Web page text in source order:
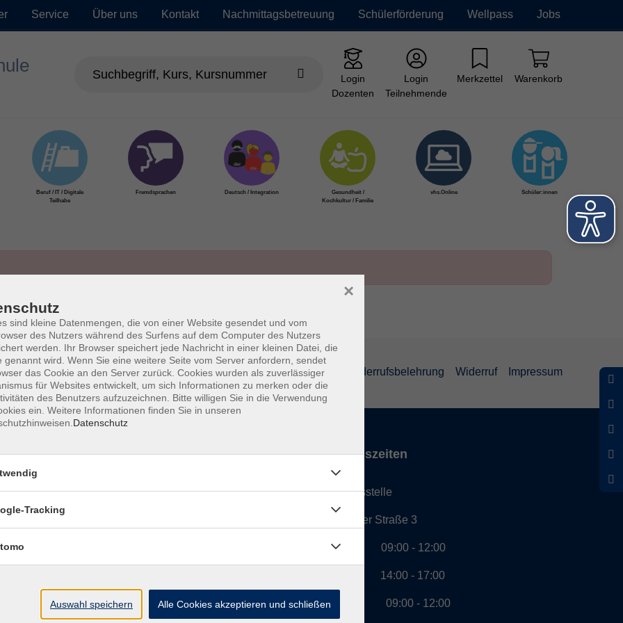
Service Über uns Kontakt Nachmittagsbetreuung Schülerförderung Wellpass Jobs
Login
Dozenten
Login
Teilnehmende
Merkzettel Warenkorb
Beruf / IT / Digitale
Teilhabe
Fremdsprachen Deutsch / Integration
Gesundheit /
Kochkultur / Familie
vhs.Online Schüler:innen
AGB Datenschutzerklärung Barrierefreiheit Widerrufsbelehrung Widerruf Impressum
Volkshochschule Haar e.V.
Geschäftsstelle im Poststadl
Münchener Straße 3
85540 Haar
Öffnungszeiten
Geschäftsstelle
Münchener Straße 3
Montag 09:00 - 12:00
14:00 - 17:00
Dienstag 09:00 - 12:00
sind kleine Datenmengen, die von einer Website gesendet und vom
des Nutzers während des Surfens auf dem Computer des Nutzers
werden. Ihr Browser speichert jede Nachricht in einer kleinen Datei, die
genannt wird. Wenn Sie eine weitere Seite vom Server anfordern, sendet
das Cookie an den Server zurück. Cookies wurden als zuverlässiger
für Websites entwickelt, um sich Informationen zu merken oder die
des Benutzers aufzuzeichnen. Bitte willigen Sie in die Verwendung
ein. Weitere Informationen finden Sie in unseren
Datenschutz
×
Tracking
Auswahl speichern Alle Cookies akzeptieren und schließen